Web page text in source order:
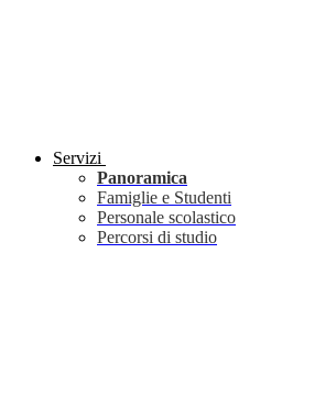
Servizi
Panoramica
Famiglie e Studenti
Personale scolastico
Percorsi di studio